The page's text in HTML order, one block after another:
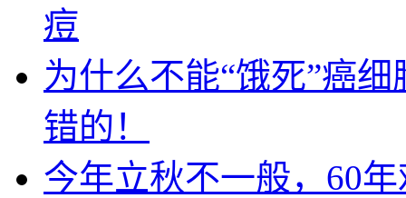
痘
为什么不能“饿死”癌
错的！
今年立秋不一般，60